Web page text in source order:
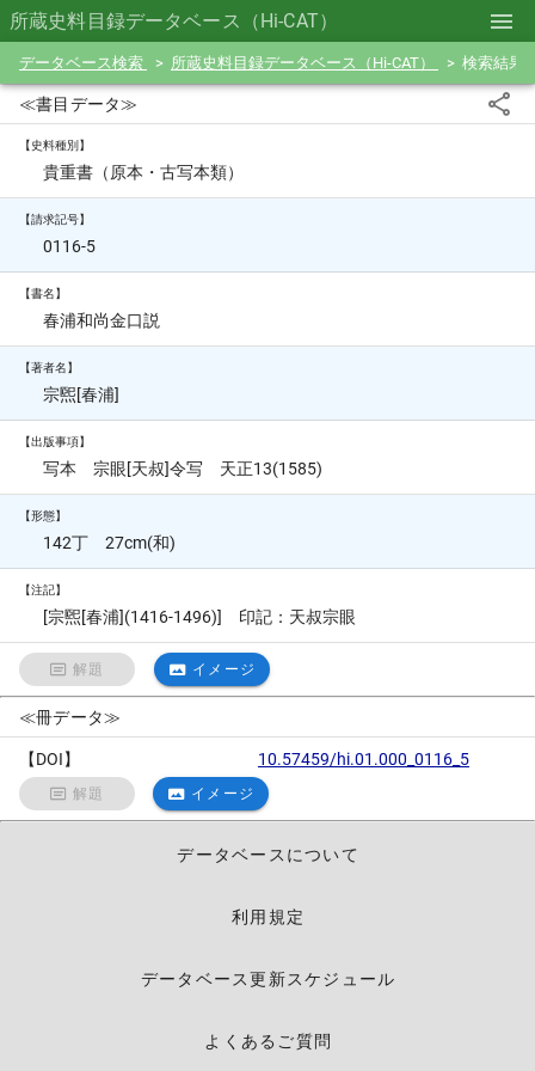
所蔵史料目録データベース（Hi-CAT）
データベース検索 所蔵史料目録データベース（Hi-CAT） 検索結果
≪書目データ≫
【史料種別】
貴重書（原本・古写本類）
【請求記号】
0116-5
【書名】
春浦和尚金口説
【著者名】
宗煕[春浦]
【出版事項】
写本 宗眼[天叔]令写 天正13(1585)
【形態】
142丁 27cm(和)
【注記】
[宗煕[春浦](1416-1496)] 印記：天叔宗眼
解題 イメージ
≪冊データ≫
【DOI】 10.57459/hi.01.000_0116_5
解題 イメージ
データベースについて
利用規定
データベース更新スケジュール
よくあるご質問